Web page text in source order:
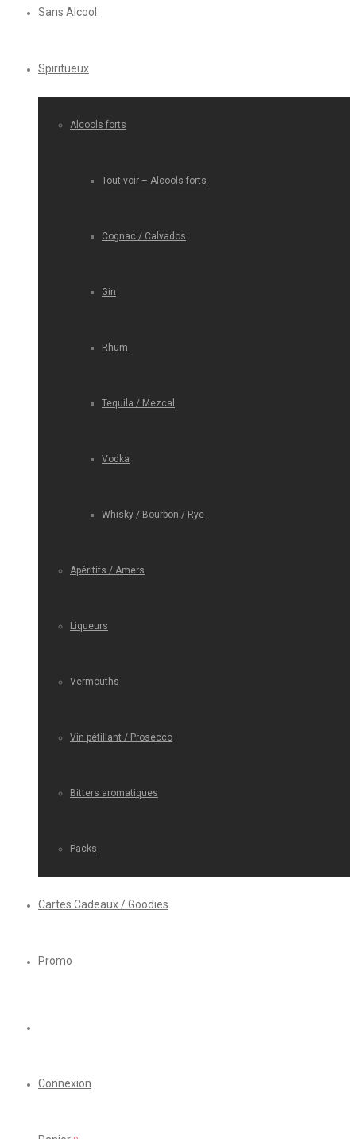
Sans Alcool
Spiritueux
Alcools forts
Tout voir – Alcools forts
Cognac / Calvados
Gin
Rhum
Tequila / Mezcal
Vodka
Whisky / Bourbon / Rye
Apéritifs / Amers
Liqueurs
Vermouths
Vin pétillant / Prosecco
Bitters aromatiques
Packs
Cartes Cadeaux / Goodies
Promo
Connexion